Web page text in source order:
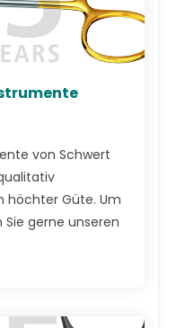
von Schwert
höchter Güte. Um
gerne unseren